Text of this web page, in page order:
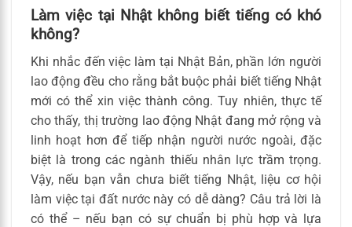
Làm việc tại Nhật không biết tiếng có khó
không?
Khi nhắc đến việc làm tại Nhật Bản, phần lớn người
lao động đều cho rằng bắt buộc phải biết tiếng Nhật
mới có thể xin việc thành công. Tuy nhiên, thực tế
cho thấy, thị trường lao động Nhật đang mở rộng và
linh hoạt hơn để tiếp nhận người nước ngoài, đặc
biệt là trong các ngành thiếu nhân lực trầm trọng.
Vậy, nếu bạn vẫn chưa biết tiếng Nhật, liệu cơ hội
làm việc tại đất nước này có dễ dàng? Câu trả lời là
có thể – nếu bạn có sự chuẩn bị phù hợp và lựa